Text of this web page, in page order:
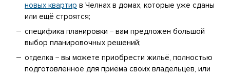
новых квартир в Челнах в домах, которые уже сданы
или ещё строятся;
специфика планировки − вам предложен большой
выбор планировочных решений;
отделка − вы можете приобрести жильё, полностью
подготовленное для приёма своих владельцев, или